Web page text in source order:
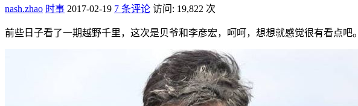
nash.zhao 时事 2017-02-19 7 条评论 访问: 19,822 次
前些日子看了一期越野千里，这次是贝爷和李彦宏，呵呵，想想就感觉很有看点吧。